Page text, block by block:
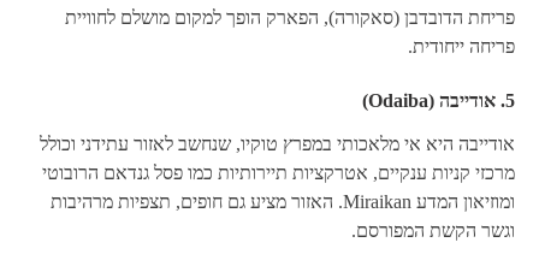
פריחת הדובדבן (סאקורה), הפארק הופך למקום מושלם לחוויית
פריחה ייחודית.
5. אודייבה (Odaiba)
אודייבה היא אי מלאכותי במפרץ טוקיו, שנחשב לאזור עתידני וכולל
מרכזי קניות ענקיים, אטרקציות תיירותיות כמו פסל גנדאם הרובוטי
ומוזיאון המדע Miraikan. האזור מציע גם חופים, תצפיות מרהיבות
וגשר הקשת המפורסם.